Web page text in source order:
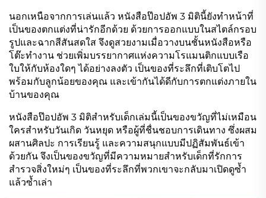
นอกเหนือจากการเล่นแล้ว หนังสือป๊อปอัพ 3 มิตินี้ยังทำหน้าที่
เป็นของตกแต่งที่น่ารักอีกด้วย ด้วยการออกแบบในสไตล์กรอบ
รูปและฉากสีสันสดใส จึงดูสวยงามเมื่อวางบนชั้นหนังสือหรือ
โต๊ะทำงาน ช่วยเพิ่มบรรยากาศแห่งความโรแมนติกแบบเรือ
ใบให้กับห้องใดๆ ได้อย่างลงตัว เป็นของที่ระลึกที่เติบโตไป
พร้อมกับลูกน้อยของคุณ และเข้ากันได้ดีกับการตกแต่งภายใน
บ้านของคุณ
หนังสือป๊อปอัพ 3 มิติสำหรับเด็กเล่มนี้เป็นของขวัญที่ไม่เหมือน
ใครสำหรับวันเกิด วันหยุด หรือผู้ที่ชื่นชอบการเดินทาง ซึ่งผสม
ผสานศิลปะ การเรียนรู้ และความสนุกแบบมีปฏิสัมพันธ์เข้า
ด้วยกัน จึงเป็นของขวัญที่มีความหมายสำหรับเด็กที่รักการ
สำรวจสิ่งใหม่ๆ เป็นของที่ระลึกที่พวกเขาจะกลับมาเปิดดูซ้ำ
แล้วซ้ำเล่า